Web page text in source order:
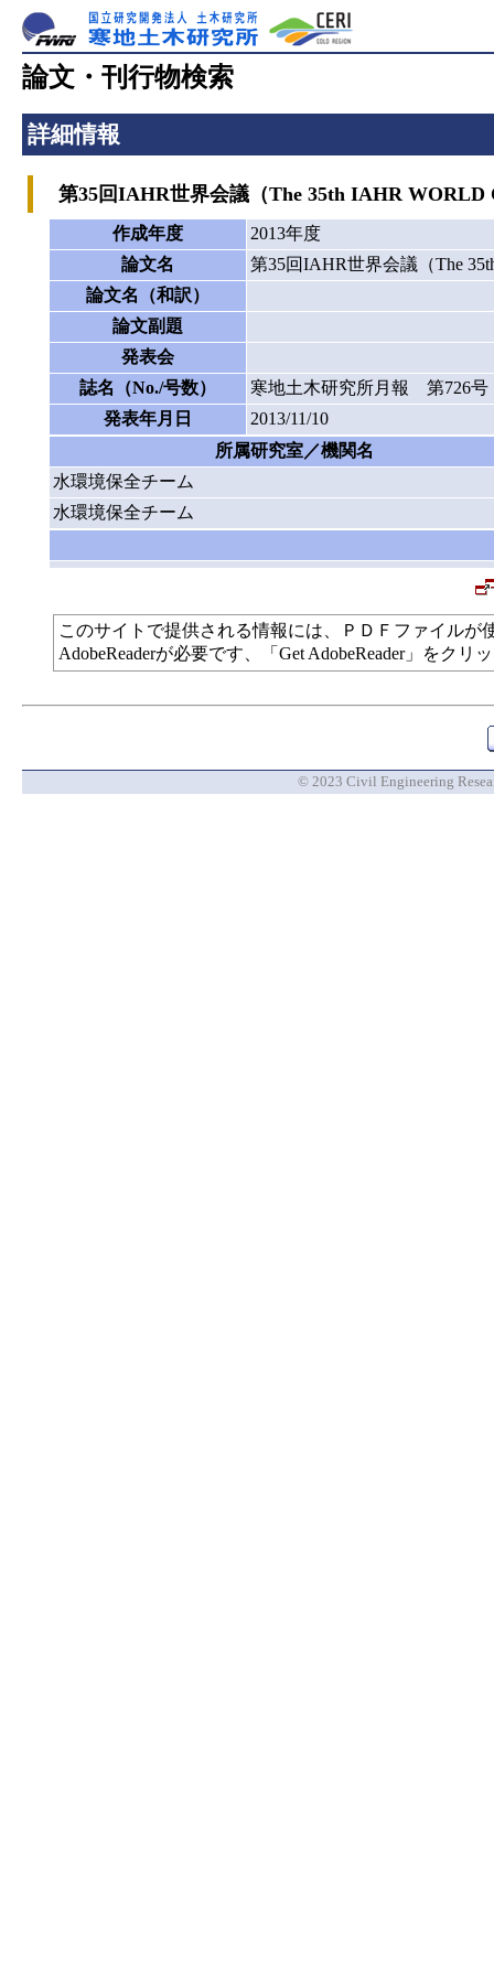
論文・刊行物検索
詳細情報
第35回IAHR世界会議（The 35th IAHR WORLD
作成年度
2013年度
論文名
第35回IAHR世界会議（The
論文名（和訳）
論文副題
発表会
誌名（No./号数）
寒地土木研究所月報 第726号
発表年月日
2013/11/10
所属研究室／機関名
水環境保全チーム
水環境保全チーム
このサイトで提供される情報には、ＰＤＦファイル
AdobeReaderが必要です、「Get AdobeReader」をク
© 2023 Civil Engineering